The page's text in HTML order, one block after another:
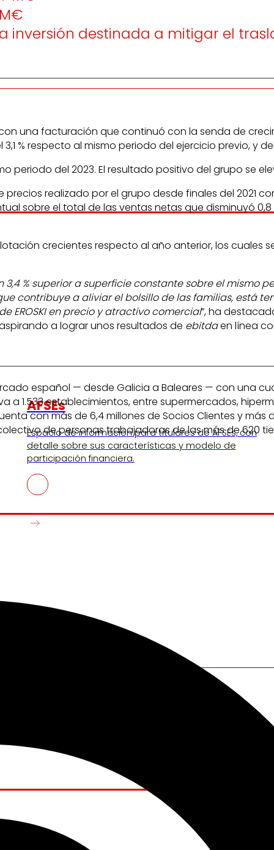
AFSEs
Espacio de información para titulares de AFSEs, con
detalle sobre sus características y modelo de
participación financiera.
destinada a mitigar el
una facturación que continuó con la senda de
% respecto al mismo periodo del ejercicio previo, y
periodo del 2023. El resultado positivo del grupo se
realizado por el grupo desde finales del 2021
sobre el total de las ventas netas que disminuyó
crecientes respecto al año anterior, los cuales
% superior a superficie constante sobre el mismo
contribuye a aliviar el bolsillo de las familias, está
EROSKI en precio y atractivo comercial”, ha
a lograr unos resultados de ebitdaen línea
español — desde Galicia a Baleares — con una
a 1.533 establecimientos, entre supermercados,
con más de 6,4 millones de Socios Clientes y más
de personas trabajadoras de las más de 620